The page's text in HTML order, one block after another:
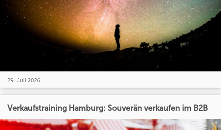
29. Juli 2026
Verkaufstraining Hamburg: Souverän verkaufen im B2B